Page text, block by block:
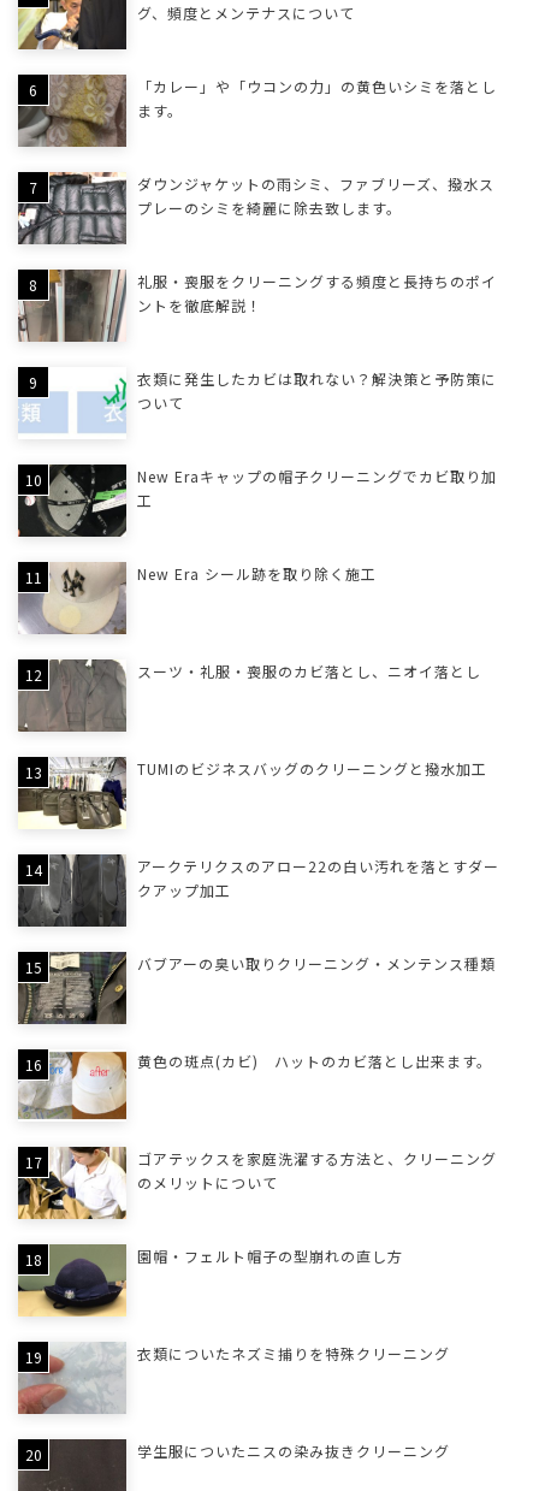
グ、頻度とメンテナスについて
「カレー」や「ウコンの力」の黄色いシミを落とし
ます。
ダウンジャケットの雨シミ、ファブリーズ、撥水ス
プレーのシミを綺麗に除去致します。
礼服・喪服をクリーニングする頻度と長持ちのポイ
ントを徹底解説！
衣類に発生したカビは取れない？解決策と予防策に
ついて
New Eraキャップの帽子クリーニングでカビ取り加
工
New Era シール跡を取り除く施工
スーツ・礼服・喪服のカビ落とし、ニオイ落とし
TUMIのビジネスバッグのクリーニングと撥水加工
アークテリクスのアロー22の白い汚れを落とすダー
クアップ加工
バブアーの臭い取りクリーニング・メンテンス種類
黄色の斑点(カビ) ハットのカビ落とし出来ます。
ゴアテックスを家庭洗濯する方法と、クリーニング
のメリットについて
園帽・フェルト帽子の型崩れの直し方
衣類についたネズミ捕りを特殊クリーニング
学生服についたニスの染み抜きクリーニング